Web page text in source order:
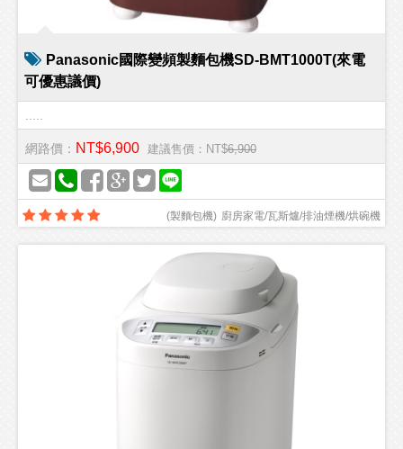
Panasonic國際變頻製麵包機SD-BMT1000T(來電
可優惠議價)
網路價： NT$6,900 建議售價：NT$6,900
廚房家電/瓦斯爐/排油煙機/烘碗機
(製麵包機)